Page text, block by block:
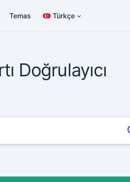
Temas Türkçe
Doğrulayıcı